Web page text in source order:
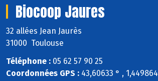
Biocoop Jaures
32 allées Jean Jaurès
31000 Toulouse
Téléphone : 05 62 57 90 25
Coordonnées GPS : 43,60633 ° , 1,449864